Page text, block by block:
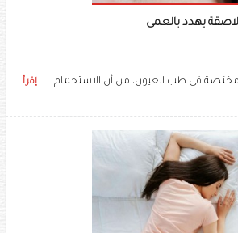
يهدد بالعمى
في طب العيون، من أن الاستحمام ..... إقرأ